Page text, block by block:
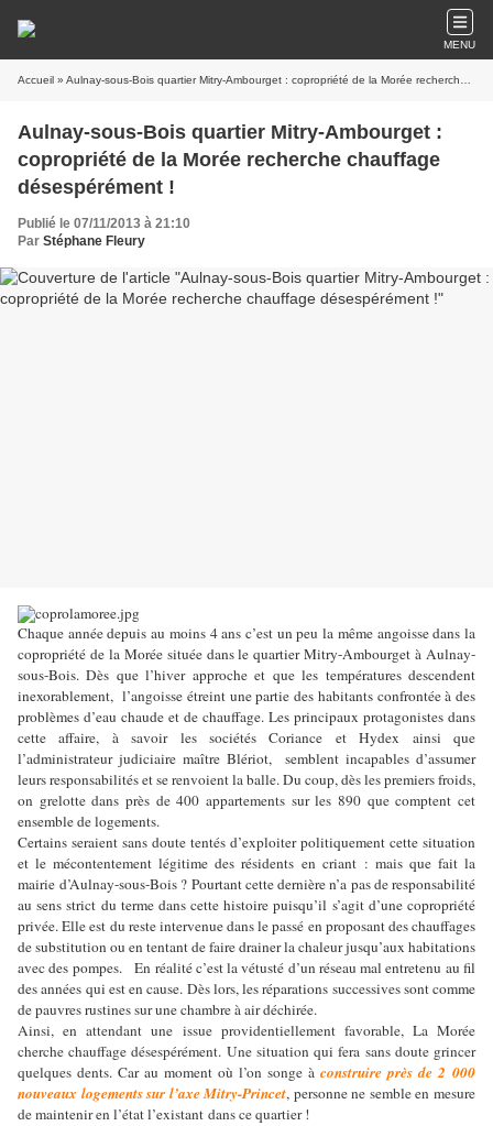
MENU
Accueil » Aulnay-sous-Bois quartier Mitry-Ambourget : copropriété de la Morée recherche chauffage désespérément !
Aulnay-sous-Bois quartier Mitry-Ambourget :
copropriété de la Morée recherche chauffage
désespérément !
Publié le 07/11/2013 à 21:10
Par Stéphane Fleury
Chaque année depuis au moins 4 ans c’est un peu la même angoisse dans la
copropriété de la Morée située dans le quartier Mitry-Ambourget à Aulnay-
sous-Bois. Dès que l’hiver approche et que les températures descendent
inexorablement, l’angoisse étreint une partie des habitants confrontée à des
problèmes d’eau chaude et de chauffage. Les principaux protagonistes dans
cette affaire, à savoir les sociétés Coriance et Hydex ainsi que
l’administrateur judiciaire maître Blériot, semblent incapables d’assumer
leurs responsabilités et se renvoient la balle. Du coup, dès les premiers froids,
on grelotte dans près de 400 appartements sur les 890 que comptent cet
ensemble de logements.
Certains seraient sans doute tentés d’exploiter politiquement cette situation
et le mécontentement légitime des résidents en criant : mais que fait la
mairie d’Aulnay-sous-Bois ? Pourtant cette dernière n’a pas de responsabilité
au sens strict du terme dans cette histoire puisqu’il s’agit d’une copropriété
privée. Elle est du reste intervenue dans le passé en proposant des chauffages
de substitution ou en tentant de faire drainer la chaleur jusqu’aux habitations
avec des pompes. En réalité c’est la vétusté d’un réseau mal entretenu au fil
des années qui est en cause. Dès lors, les réparations successives sont comme
de pauvres rustines sur une chambre à air déchirée.
Ainsi, en attendant une issue providentiellement favorable, La Morée
cherche chauffage désespérément. Une situation qui fera sans doute grincer
quelques dents. Car au moment où l’on songe à construire près de 2 000
nouveaux logements sur l’axe Mitry-Princet, personne ne semble en mesure
de maintenir en l’état l’existant dans ce quartier !